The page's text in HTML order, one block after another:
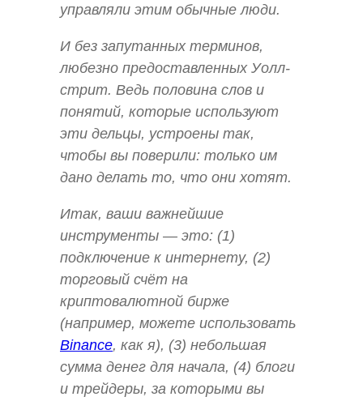
управляли этим обычные люди.
И без запутанных терминов,
любезно предоставленных Уолл-
стрит. Ведь половина слов и
понятий, которые используют
эти дельцы, устроены так,
чтобы вы поверили: только им
дано делать то, что они хотят.
Итак, ваши важнейшие
инструменты — это: (1)
подключение к интернету, (2)
торговый счёт на
криптовалютной бирже
(например, можете использовать
Binance, как я), (3) небольшая
сумма денег для начала, (4) блоги
и трейдеры, за которыми вы